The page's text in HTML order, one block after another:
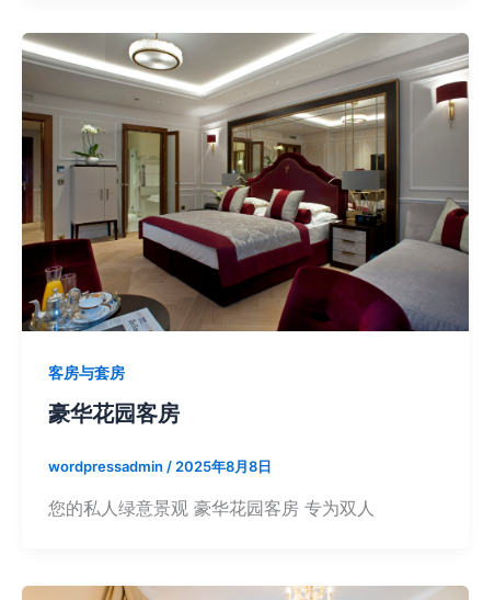
客房与套房
豪华花园客房
wordpressadmin /2025年8月8日
您的私人绿意景观 豪华花园客房 专为双人